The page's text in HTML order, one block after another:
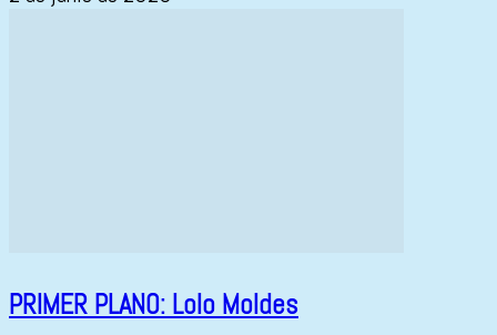
PRIMER PLANO: Lolo Moldes